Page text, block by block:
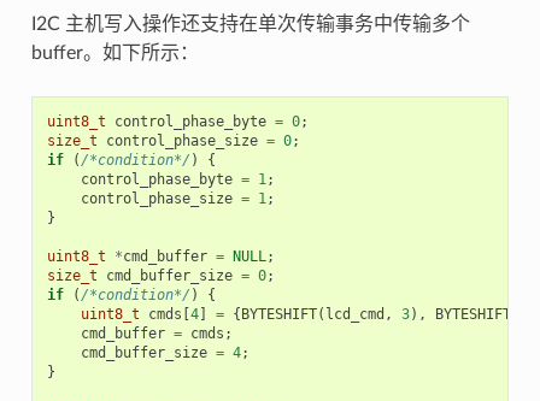
I2C 主机写入操作还支持在单次传输事务中传输多个
buffer。如下所示：
uint8_t control_phase_byte = 0;
size_t
control_phase_size = 0;
if
(/*condition*/ )
{
control_phase_byte = 1;
control_phase_size = 1;
}
uint8_t *cmd_buffer = NULL;
size_t
cmd_buffer_size = 0;
if
(/*condition*/ )
{
uint8_t
cmds 4] = { BYTESHIFT( lcd_cmd , 3), BYTESHIFT
cmd_buffer = cmds ;
cmd_buffer_size = 4;
}